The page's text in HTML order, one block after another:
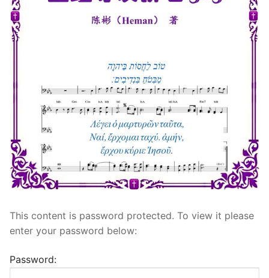
宣教事工
神学研究
This content is password protected. To view it please
enter your password below:
Password: